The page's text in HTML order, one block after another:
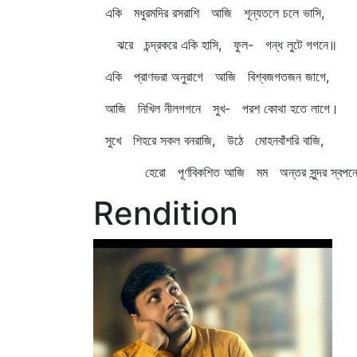
একি মধুরমদির রসরাশি আজি শূন্যতলে চলে ভাসি,
ঝরে চন্দ্রকরে একি হাসি, ফুল- গন্ধ লুটে গগনে॥
একি প্রাণভরা অনুরাগে আজি বিশ্বজগতজন জাগে,
আজি নিখিল নীলগগনে সুখ- পরশ কোথা হতে লাগে।
সুখে শিহরে সকল বনরাজি, উঠে মোহনবাঁশরি বাজি,
হেরো পূর্ণবিকশিত আজি মম অন্তর সুন্দর
Rendition